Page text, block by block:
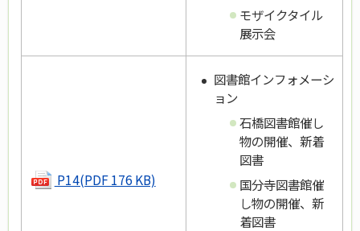
モザイクタイル
展示会
P14(PDF 176 KB)
図書館インフォメーシ
ョン
石橋図書館催し
物の開催、新着
図書
国分寺図書館催
し物の開催、新
着図書